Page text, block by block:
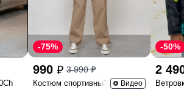
990 p 3 990p
-75%
Костюм спортивный 15020B
Видео
2
-50%